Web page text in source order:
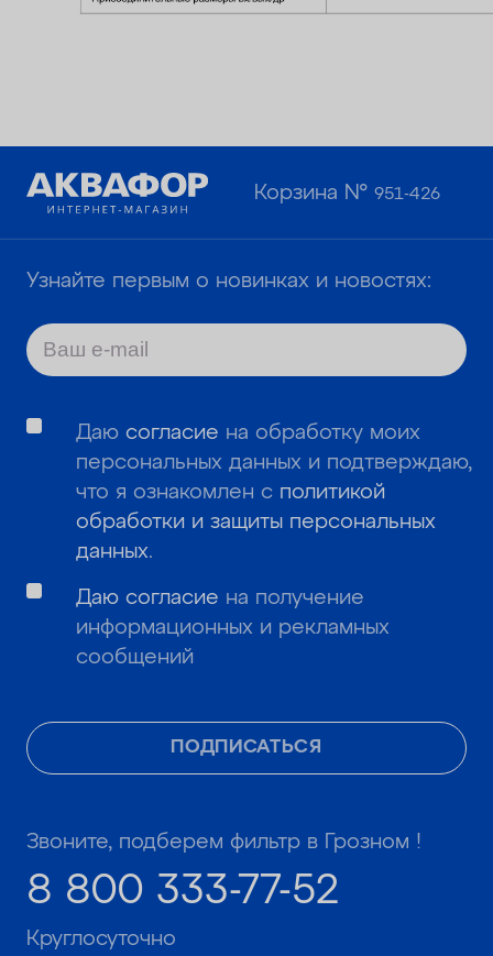
Корзина №951-426
Узнайте первым о новинках и новостях:
ПОДПИСАТЬСЯ
Даю согласие на обработку моих
персональных данных и подтверждаю,
что я ознакомлен с политикой
обработки и защиты персональных
данных.
Даю согласие на получение
информационных и рекламных
сообщений
Звоните, подберем фильтр в Грозном !
8 800 333-77-52
Круглосуточно